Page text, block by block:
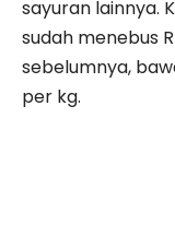
sayuran lainnya.
sudah menebus
sebelumnya,
per kg.